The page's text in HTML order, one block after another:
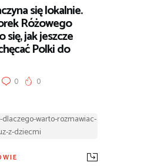
się lokalnie.
Różowego
się, jak jeszcze
Polki do
0 0